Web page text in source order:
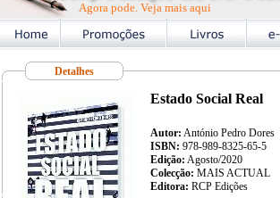
Agora pode. Veja mais aqui
Detalhes
Estado Social Real
Autor: António Pedro Dores
ISBN: 978-989-8325-65-5
Edição: Agosto/2020
Colecção: MAIS ACTUAL
Editora: RCP Edições